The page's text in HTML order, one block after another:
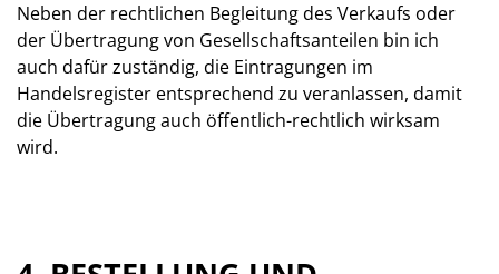
Neben der rechtlichen Begleitung des Verkaufs oder
der Übertragung von Gesellschaftsanteilen bin ich
auch dafür zuständig, die Eintragungen im
Handelsregister entsprechend zu veranlassen, damit
die Übertragung auch öffentlich-rechtlich wirksam
wird.